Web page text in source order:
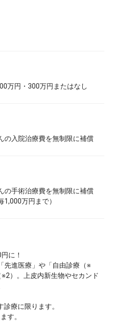
万円・300万円またはなし
の入院治療費を無制限に補償
の手術治療費を無制限に補償
1,000万円まで）
に！
先進医療」や「自由診療（※
）。上皮内新生物やセカンド
療に限ります。
す。